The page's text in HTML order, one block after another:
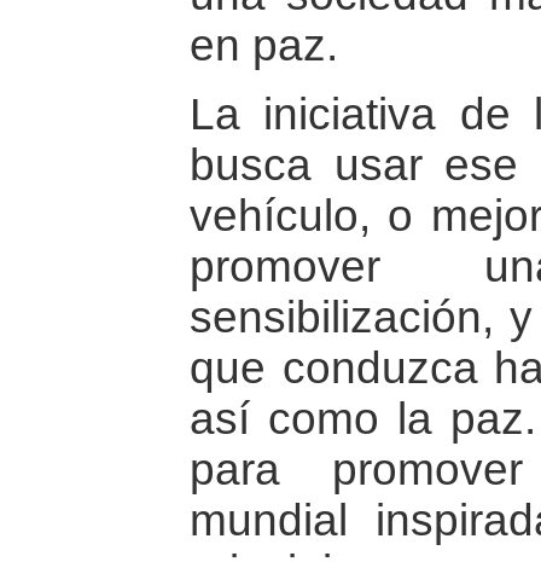
en paz.
La iniciativa de
busca usar ese
vehículo, o
promover
sensibilización,
que conduzca
así como la
para
mundial